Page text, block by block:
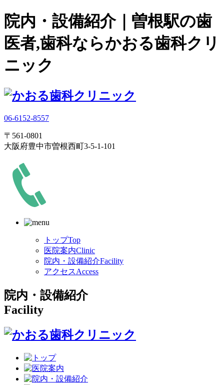
院内・設備紹介｜曽根駅の歯
医者,歯科ならかおる歯科クリ
ニック
06-6152-8557
〒561-0801
大阪府豊中市曽根西町3-5-1-101
トップTop
医院案内Clinic
院内・設備紹介Facility
アクセスAccess
院内・設備紹介
Facility